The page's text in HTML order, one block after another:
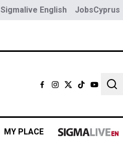
Sigmalive English JobsCyprus
MY PLACE